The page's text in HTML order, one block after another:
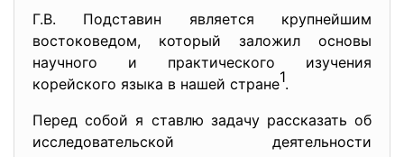
Г.В. Подставин является крупнейшим
востоковедом, который заложил основы
научного и практического изучения
корейского языка в нашей стране1.
Перед собой я ставлю задачу рассказать об
исследовательской деятельности